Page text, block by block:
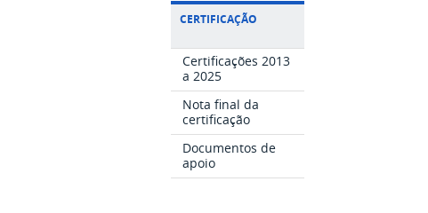
CERTIFICAÇÃO
Certificações 2013
a 2025
Nota final da
certificação
Documentos de
apoio